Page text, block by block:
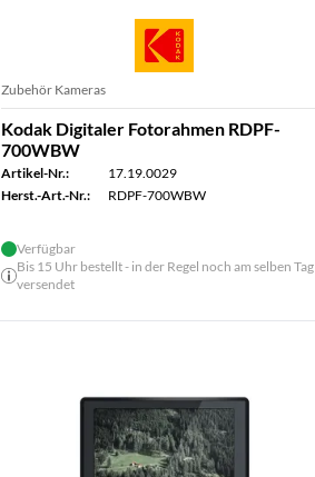
Zubehör Kameras
Kodak Digitaler Fotorahmen RDPF-
700WBW
Artikel-Nr.:
17.19.0029
Herst.-Art.-Nr.:
RDPF-700WBW
Verfügbar
Bis 15 Uhr bestellt - in der Regel noch am selben Tag
versendet